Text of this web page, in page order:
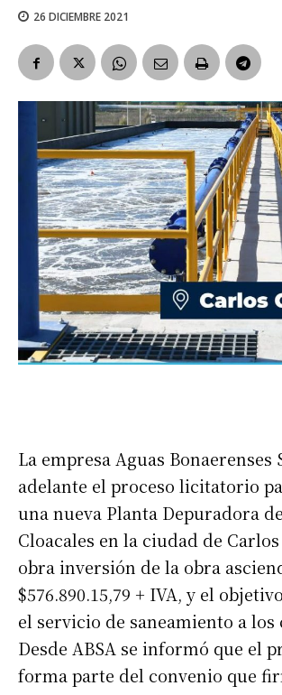
26 DICIEMBRE 2021
La empresa Aguas Bonaerenses
adelante el proceso licitatorio
una nueva Planta Depuradora
Cloacales en la ciudad de Carlos
obra inversión de la obra
$576.890.15,79 + IVA, y el
el servicio de saneamiento a los
Desde ABSA se informó que el
forma parte del convenio que